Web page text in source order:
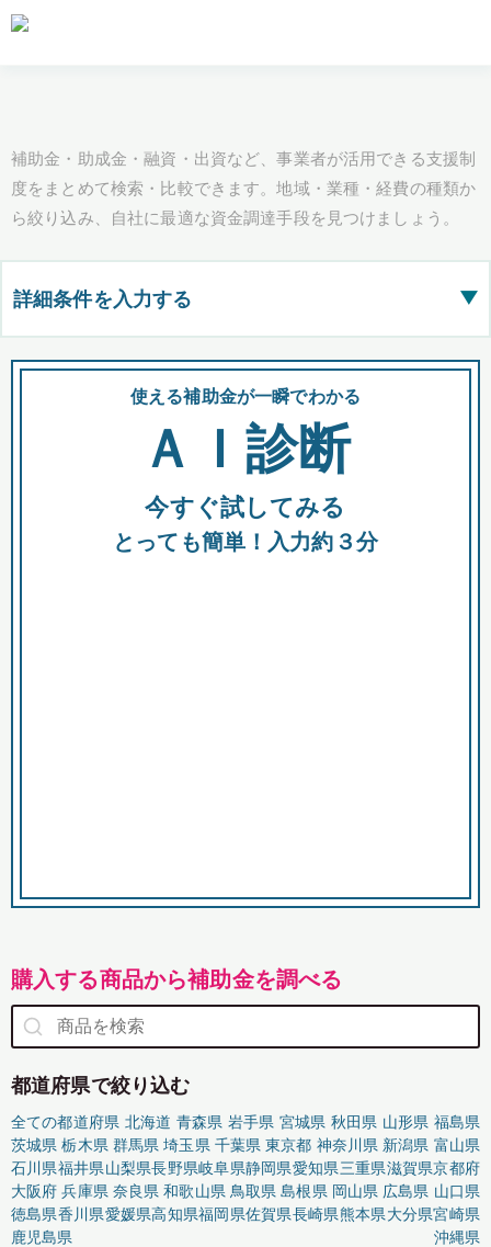
補助金・助成金・融資・出資など、事業者が活用できる支援制
度をまとめて検索・比較できます。地域・業種・経費の種類か
ら絞り込み、自社に最適な資金調達手段を見つけましょう。
詳細条件を入力する ▶
都道府県
全国の検索結果を含めて表示
助成金 融資 出資
使える補助金が一瞬でわかる
ＡＩ診断
今すぐ試してみる
とっても簡単！入力約３分
購入する商品から補助金を調べる
都道府県で絞り込む
全ての都道府県 北海道 青森県 岩手県 宮城県 秋田県 山形県 福島県
茨城県 栃木県 群馬県 埼玉県 千葉県 東京都 神奈川県 新潟県 富山県
石川県福井県山梨県長野県岐阜県静岡県愛知県三重県滋賀県京都府
大阪府 兵庫県 奈良県 和歌山県 鳥取県 島根県 岡山県 広島県 山口県
徳島県香川県愛媛県高知県福岡県佐賀県長崎県熊本県大分県宮崎県
鹿児島県
沖縄県